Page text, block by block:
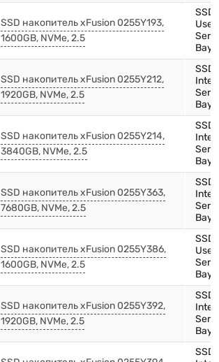
SSD накопитель xFusion 0255Y193,
1600GB, NVMe, 2.5
Bay)
SSD накопитель xFusion 0255Y212,
1920GB, NVMe, 2.5
Bay)
SSD накопитель xFusion 0255Y214,
3840GB, NVMe, 2.5
Bay)
SSD накопитель xFusion 0255Y363,
7680GB, NVMe, 2.5
Bay)
SSD накопитель xFusion 0255Y386,
1600GB, NVMe, 2.5
Bay)
SSD накопитель xFusion 0255Y392,
1920GB, NVMe, 2.5
Bay)